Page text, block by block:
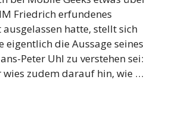
Friedrich erfundenes
hatte, stellt sich
eigentlich die Aussage seines
Peter Uhl zu verstehen sei:
wies zudem darauf hin, wie …